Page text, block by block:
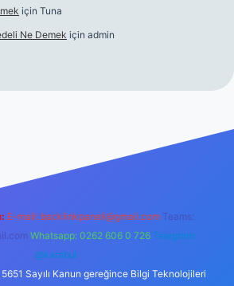
için Tuna
Ne Demek için admin
E-mail: backlinkpaneli@gmail.com Teams:
Whatsapp: 0262 606 0 726 Telegram:
@karabul
Sayılı Kanun gereğince Bilgi Teknolojileri